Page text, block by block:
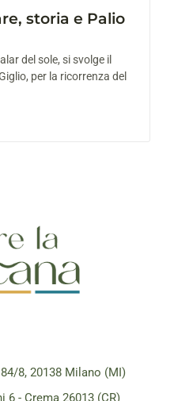
storia e Palio
del sole, si svolge il
per la ricorrenza del
8, 20138 Milano (MI)
6 - Crema 26013 (CR)